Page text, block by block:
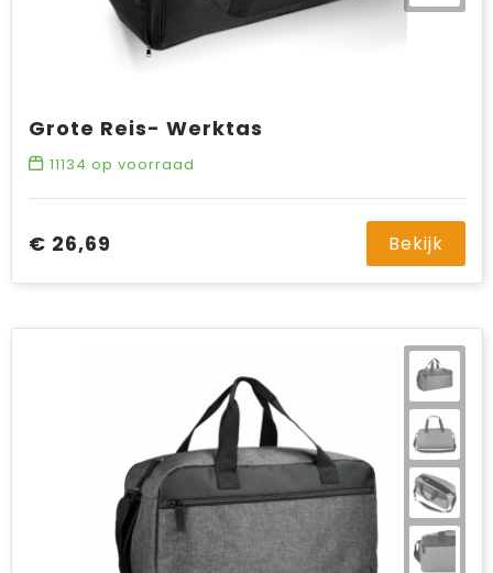
Grote Reis- Werktas
11134 op voorraad
€ 26,69 Bekijk